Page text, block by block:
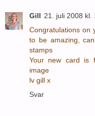
Gill 21. juli 2008 kl.
Congratulations on
to be amazing,
stamps
Your new card is
image
lv gill x
Svar